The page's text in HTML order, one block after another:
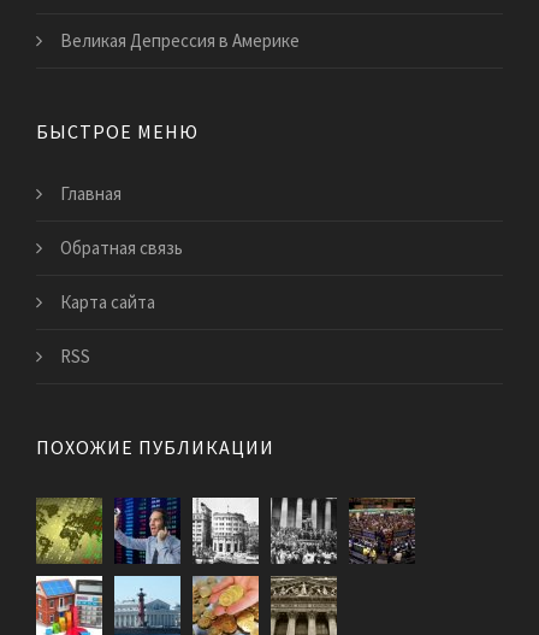
Великая Депрессия в Америке
БЫСТРОЕ МЕНЮ
Главная
Обратная связь
Карта сайта
RSS
ПОХОЖИЕ ПУБЛИКАЦИИ